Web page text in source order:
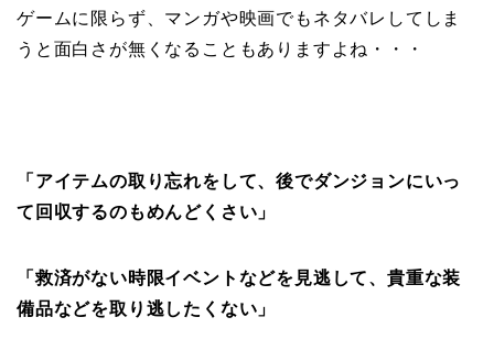
ゲームに限らず、マンガや映画でもネタバレしてしま
うと面白さが無くなることもありますよね・・・
「アイテムの取り忘れをして、後でダンジョンにいっ
て回収するのもめんどくさい」
「救済がない時限イベントなどを見逃して、貴重な装
備品などを取り逃したくない」